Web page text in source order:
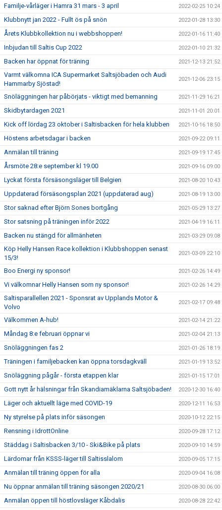
Familje-vårläger i Hamra 31 mars - 3 april 2022-02-25 10:24
Klubbnytt jan 2022 - Fullt ös på snön 2022-01-28 13:30
Årets Klubbkollektion nu i webbshoppen! 2022-01-16 11:40
Inbjudan till Saltis Cup 2022 2022-01-10 21:32
Backen har öppnat för träning 2021-12-13 21:52
Varmt välkomna ICA Supermarket Saltsjöbaden och Audi
Hammarby Sjöstad!
2021-12-06 23:15
Snöläggningen har påbörjats - viktigt med bemanning 2021-11-29 16:21
Skidbytardagen 2021 2021-11-01 20:01
Kick off lördag 23 oktober i Saltisbacken för hela klubben 2021-10-16 18:50
Höstens arbetsdagar i backen 2021-09-22 09:11
Anmälan till träning 2021-09-19 17:45
Årsmöte 28:e september kl 19.00 2021-09-16 09:00
Lyckat första försäsongsläger till Belgien 2021-08-20 10:43
Uppdaterad försäsongsplan 2021 (uppdaterad aug) 2021-08-19 13:00
Stor saknad efter Björn Sones bortgång 2021-05-29 13:27
Stor satsning på träningen inför 2022 2021-04-19 16:11
Backen nu stängd för allmänheten 2021-03-29 09:08
Köp Helly Hansen Race kollektion i Klubbshoppen senast
15/3!
2021-03-09 22:10
Boo Energi ny sponsor! 2021-02-26 14:49
Vi välkomnar Helly Hansen som ny sponsor! 2021-02-26 14:29
Saltisparallellen 2021 - Sponsrat av Upplands Motor &
Volvo
2021-02-17 09:48
Välkommen A-hub! 2021-02-14 21:22
Måndag 8:e februari öppnar vi 2021-02-04 21:13
Snöläggningen fas 2 2021-01-26 18:19
Träningen i familjebacken kan öppna torsdagkväll 2021-01-19 13:52
Snöläggning pågår - första etappen klar 2021-01-15 17:01
Gott nytt år hälsningar från Skandiamäklarna Saltsjöbaden! 2020-12-30 16:40
Läger och aktuellt läge med COVID-19 2020-12-11 16:53
Ny styrelse på plats inför säsongen 2020-10-12 22:15
Rensning i IdrottOnline 2020-09-28 17:12
Städdag i Saltisbacken 3/10 - Ski&Bike på plats 2020-09-10 14:59
Lärdomar från KSSS-läger till Saltisslalom 2020-09-05 17:15
Anmälan till träning öppen för alla 2020-09-04 16:08
Nu öppnar anmälan till träning säsongen 2020/21 2020-08-30 06:00
Anmälan öppen till höstlovsläger Kåbdalis 2020-08-28 22:42